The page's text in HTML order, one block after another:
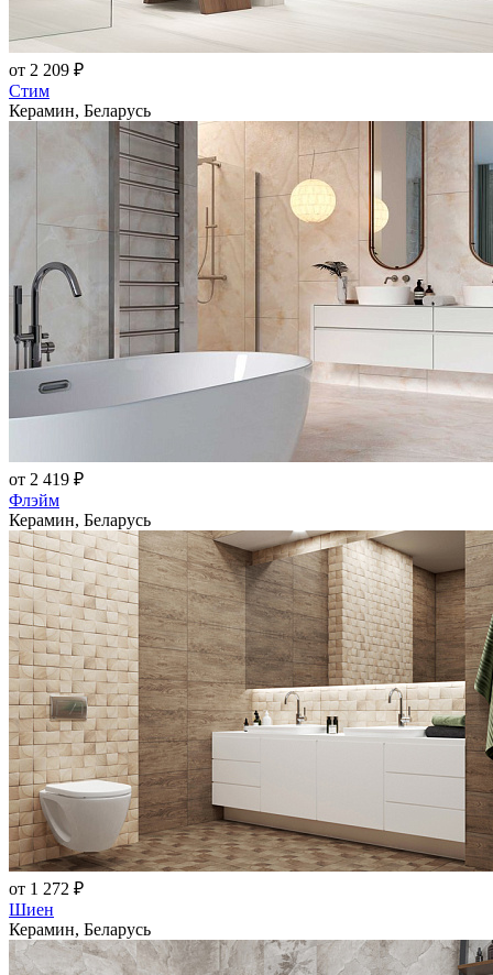
от 2 209 ₽
Стим
Керамин, Беларусь
от 2 419 ₽
Флэйм
Керамин, Беларусь
от 1 272 ₽
Шиен
Керамин, Беларусь